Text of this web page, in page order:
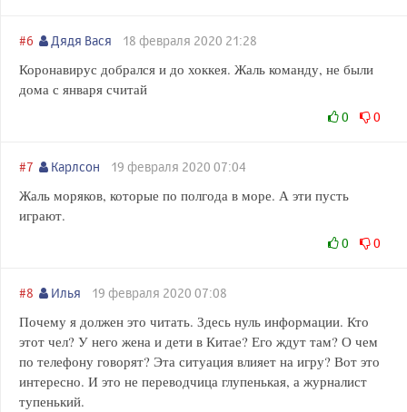
#6 Дядя Вася 18 февраля 2020 21:28
Коронавирус добрался и до хоккея. Жаль команду, не были
дома с января считай
0 0
#7 Карлсон 19 февраля 2020 07:04
Жаль моряков, которые по полгода в море. А эти пусть
играют.
0 0
#8 Илья 19 февраля 2020 07:08
Почему я должен это читать. Здесь нуль информации. Кто
этот чел? У него жена и дети в Китае? Его ждут там? О чем
по телефону говорят? Эта ситуация влияет на игру? Вот это
интересно. И это не переводчица глупенькая, а журналист
тупенький.